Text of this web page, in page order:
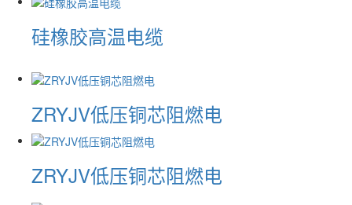
硅橡胶高温电缆
ZRYJV低压铜芯阻燃电
ZRYJV低压铜芯阻燃电